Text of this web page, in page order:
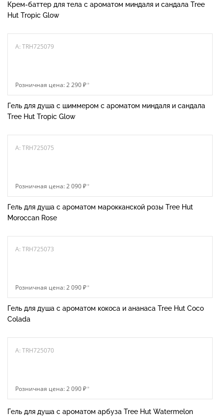
Крем-баттер для тела с ароматом миндаля и сандала Tree
Hut Tropic Glow
A: TRH725079
Розничная цена: 2 290 ₽*
Гель для душа с шиммером с ароматом миндаля и сандала
Tree Hut Tropic Glow
A: TRH725075
Розничная цена: 2 090 ₽*
Гель для душа с ароматом марокканской розы Tree Hut
Moroccan Rose
A: TRH725073
Розничная цена: 2 090 ₽*
Гель для душа с ароматом кокоса и ананаса Tree Hut Coco
Colada
A: TRH725070
Розничная цена: 2 090 ₽*
Гель для душа с ароматом арбуза Tree Hut Watermelon